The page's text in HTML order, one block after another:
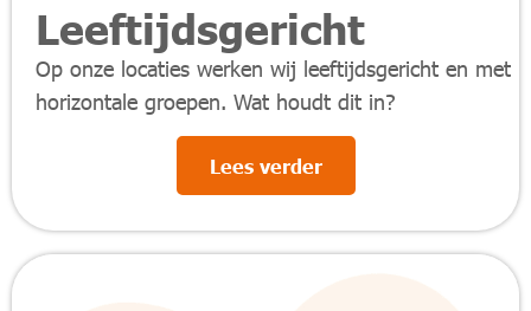
Leeftijdsgericht
Op onze locaties werken wij leeftijdsgericht en met
horizontale groepen. Wat houdt dit in?
Lees verder